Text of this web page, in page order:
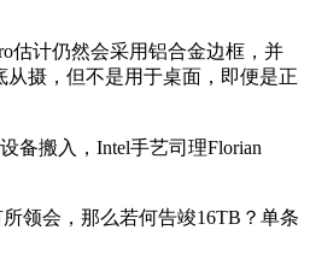
估计仍然会采用铝合金边框，并
从摄，但不是用于桌面，即便是正
搬入，Intel手艺司理Florian
领会，那么若何告竣16TB？单条